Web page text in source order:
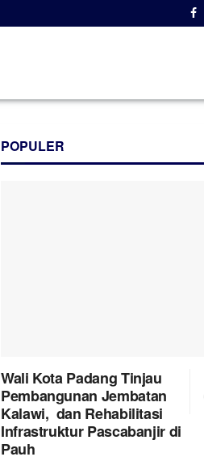
POPULER
Wali Kota Padang Tinjau
Pembangunan Jembatan
Kalawi, dan Rehabilitasi
Infrastruktur Pascabanjir di
Pauh